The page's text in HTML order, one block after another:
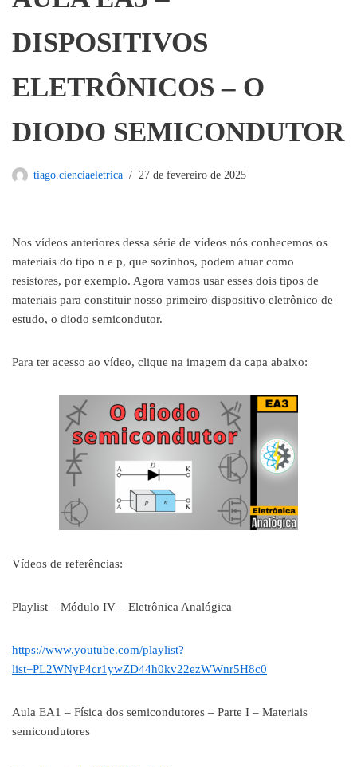
DISPOSITIVOS
ELETRÔNICOS – O
DIODO SEMICONDUTOR
tiago.cienciaeletrica 27 de fevereiro de 2025
Nos vídeos anteriores dessa série de vídeos nós conhecemos os
materiais do tipo n e p, que sozinhos, podem atuar como
resistores, por exemplo. Agora vamos usar esses dois tipos de
materiais para constituir nosso primeiro dispositivo eletrônico de
estudo, o diodo semicondutor.
Para ter acesso ao vídeo, clique na imagem da capa abaixo:
Vídeos de referências:
Playlist – Módulo IV – Eletrônica Analógica
https://www.youtube.com/playlist?
list=PL2WNyP4cr1ywZD44h0kv22ezWWnr5H8c0
Aula EA1 – Física dos semicondutores – Parte I – Materiais
semicondutores